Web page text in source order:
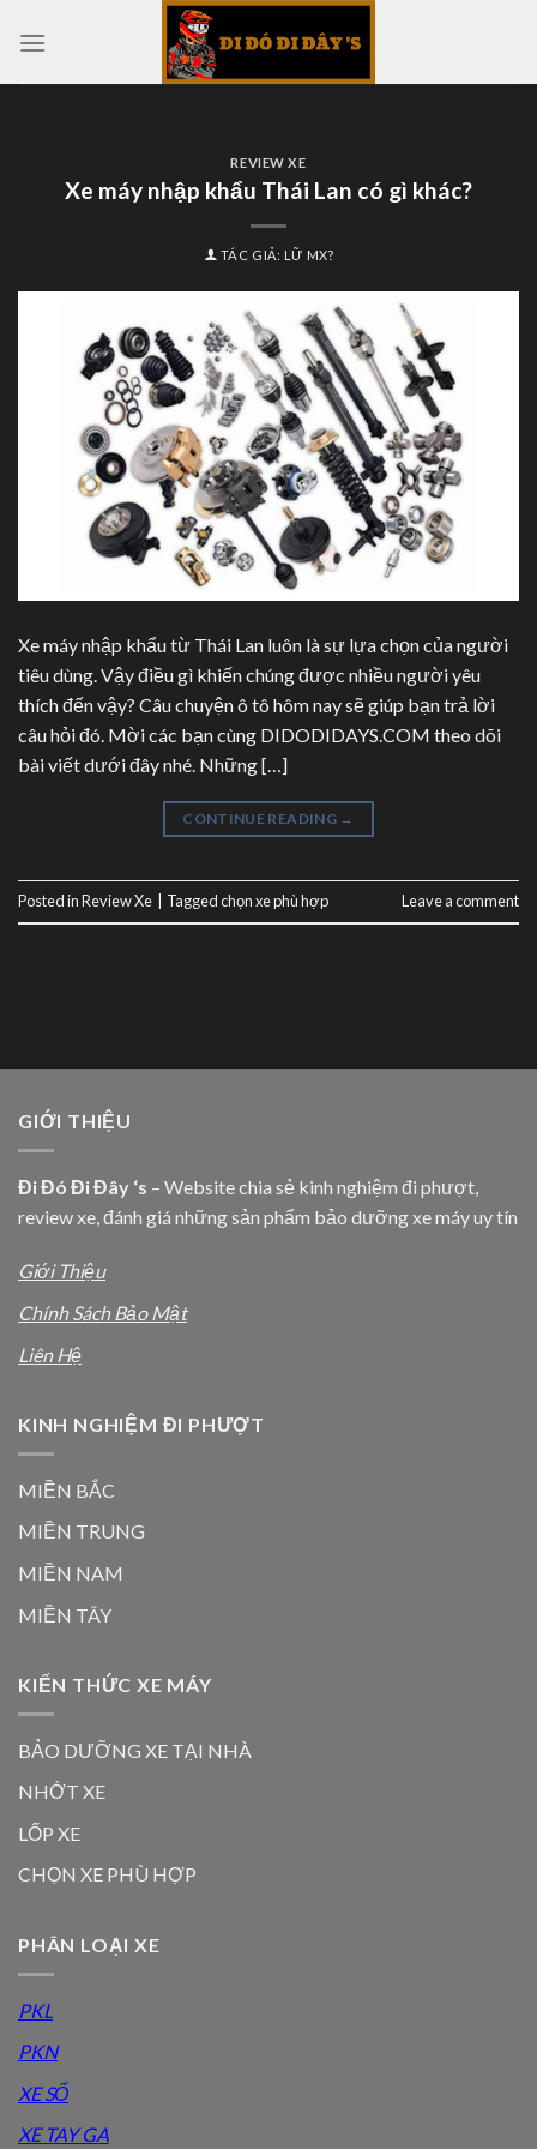
REVIEW XE
Xe máy nhập khẩu Thái Lan có gì khác?
TÁC GIẢ: LỮ MX?
Xe máy nhập khẩu từ Thái Lan luôn là sự lựa chọn của người
tiêu dùng. Vậy điều gì khiến chúng được nhiều người yêu
thích đến vậy? Câu chuyện ô tô hôm nay sẽ giúp bạn trả lời
câu hỏi đó. Mời các bạn cùng DIDODIDAYS.COM theo dõi
bài viết dưới đây nhé. Những […]
CONTINUE READING →
Posted inReview Xe Taggedchọn xe phù hợp Leave a comment
GIỚI THIỆU
Đi Đó Đi Đây ‘s – Website chia sẻ kinh nghiệm đi phượt,
review xe, đánh giá những sản phẩm bảo dưỡng xe máy uy tín
Giới Thiệu
Chính Sách Bảo Mật
Liên Hệ
KINH NGHIỆM ĐI PHƯỢT
MIỀN BẮC
MIỀN TRUNG
MIỀN NAM
MIỀN TÂY
KIẾN THỨC XE MÁY
BẢO DƯỠNG XE TẠI NHÀ
NHỚT XE
LỐP XE
CHỌN XE PHÙ HỢP
PHÂN LOẠI XE
PKL
PKN
XE SỐ
XE TAY GA